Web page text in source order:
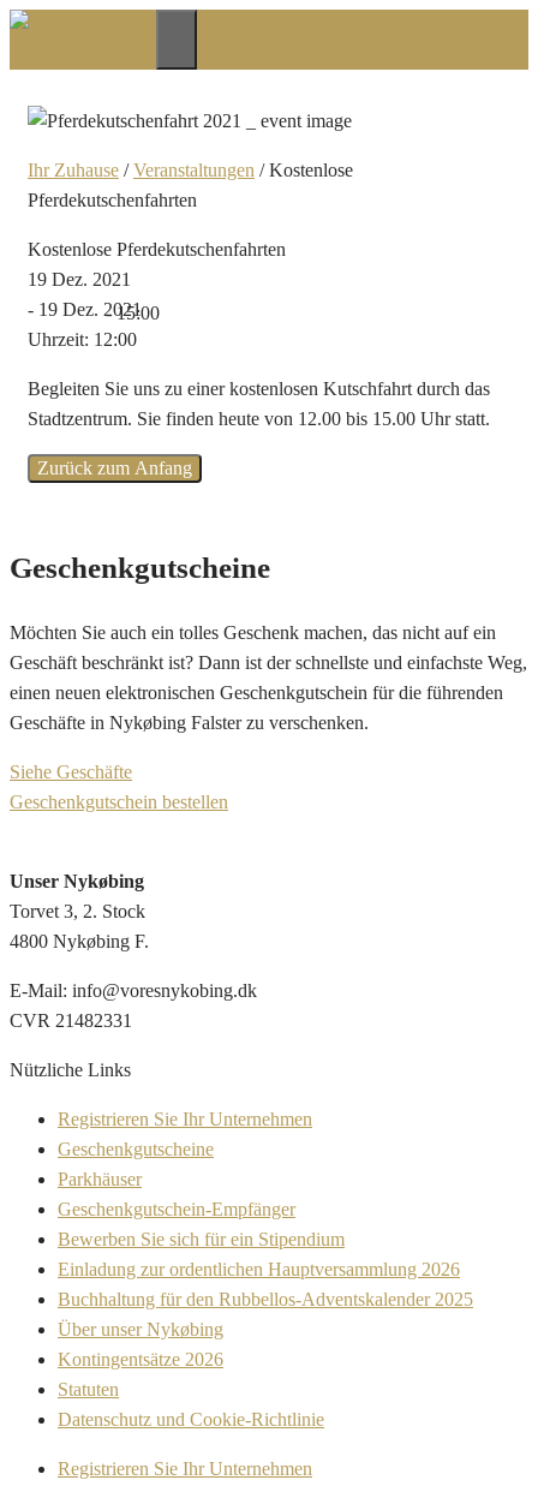
Zum
Menü
Ihr Zuhause /Veranstaltungen /Kostenlose
Pferdekutschenfahrten
Kostenlose Pferdekutschenfahrten
19 Dez. 2021
- 19 Dez. 2021
Uhrzeit: 12:00
- 15:00
Begleiten Sie uns zu einer kostenlosen Kutschfahrt durch das
Stadtzentrum. Sie finden heute von 12.00 bis 15.00 Uhr statt.
Zurück zum Anfang
Geschenkgutscheine
Möchten Sie auch ein tolles Geschenk machen, das nicht auf ein
Geschäft beschränkt ist? Dann ist der schnellste und einfachste Weg,
einen neuen elektronischen Geschenkgutschein für die führenden
Geschäfte in Nykøbing Falster zu verschenken.
Siehe Geschäfte
Geschenkgutschein bestellen
Unser Nykøbing
Torvet 3, 2. Stock
4800 Nykøbing F.
E-Mail: info@voresnykobing.dk
CVR 21482331
Nützliche Links
Registrieren Sie Ihr Unternehmen
Geschenkgutscheine
Parkhäuser
Geschenkgutschein-Empfänger
Bewerben Sie sich für ein Stipendium
Einladung zur ordentlichen Hauptversammlung 2026
Buchhaltung für den Rubbellos-Adventskalender 2025
Über unser Nykøbing
Kontingentsätze 2026
Statuten
Datenschutz und Cookie-Richtlinie
Registrieren Sie Ihr Unternehmen